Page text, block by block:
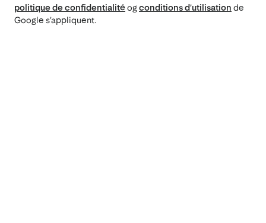
politique de confidentialitéogconditions d'utilisation de
Google s'appliquent.